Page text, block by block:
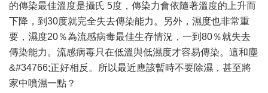
的傳染最佳溫度是攝氏 5度，傳染力會依隨著溫度的上升而
下降，到30度就完全失去傳染能力。另外，濕度也非常重
要，濕度20％為流感病毒最佳生存情況，一到80％就失去
傳染能力。流感病毒只在低溫與低濕度才容易傳染。這和塵
&#34766;正好相反。所以最近應該暫時不要除濕，甚至將
家中噴濕一點？